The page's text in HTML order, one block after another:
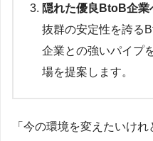
隠れた優良BtoB企業
抜群の安定性を誇る
企業との強いパイプ
場を提案します。
「今の環境を変えたいけ